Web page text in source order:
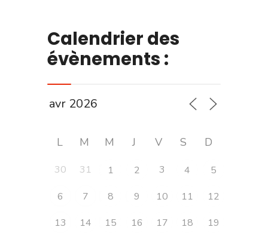
Calendrier des
évènements :
L M M J V S D
30 31 1 2 3 4
5
6
7 8 9 10 11
12
13
14 15 16 17 18
19